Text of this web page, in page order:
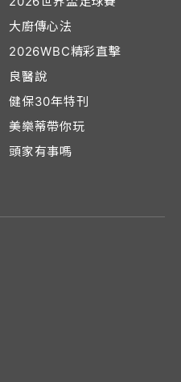
大廚傳心法
2026WBC精彩直擊
良醫說
健保30年特刊
美樂蒂帶你玩
頭家有事嗎